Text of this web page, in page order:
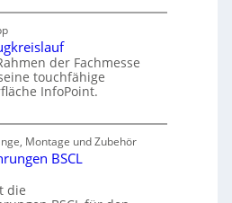
der Fachmesse
touchfähige
InfoPoint.
Montage und Zubehör
BSCL
die